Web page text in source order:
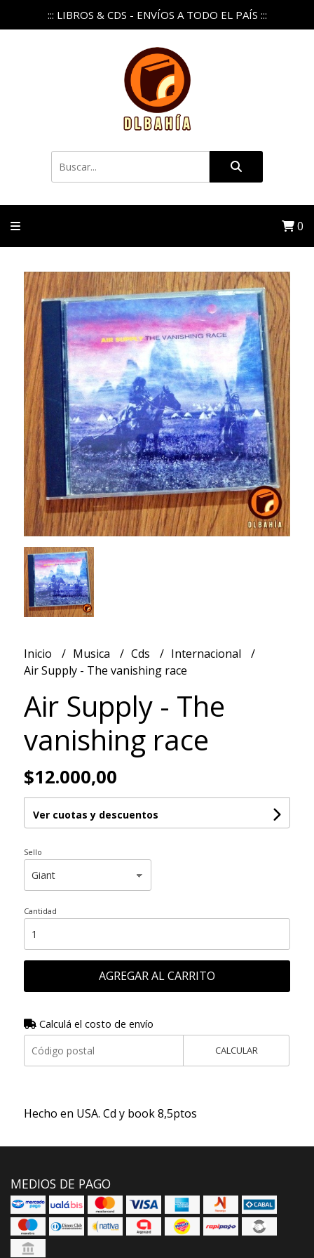
::: LIBROS & CDS - ENVÍOS A TODO EL PAÍS :::
0
Inicio Musica Cds
Internacional
Air Supply - The vanishing race
Air Supply - The
vanishing race
$12.000,00
Ver cuotas y descuentos
Sello
Cantidad
AGREGAR AL CARRITO
Calculá el costo de envío
CALCULAR
Hecho en USA. Cd y book 8,5ptos
MEDIOS DE PAGO